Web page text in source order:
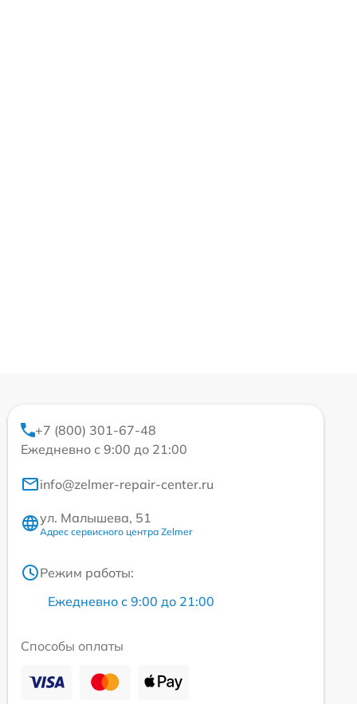
+7 (800) 301-67-48
Ежедневно с 9:00 до 21:00
info@zelmer-repair-center.ru
ул. Малышева, 51
Адрес сервисного центра Zelmer
Режим работы:
Ежедневно с 9:00 до 21:00
Способы оплаты